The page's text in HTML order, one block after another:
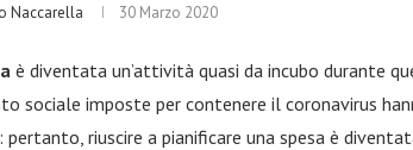
Naccarella 30 Marzo 2020
è diventata un’attività quasi da incubo durante
sociale imposte per contenere il coronavirus
pertanto, riuscire a pianificare una spesa è